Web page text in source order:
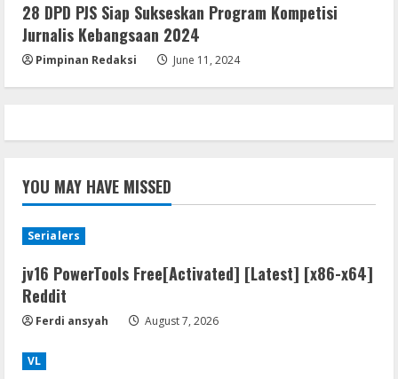
5
Image .tоr𝚛еnt
August 7, 2026
28 DPD PJS Siap Sukseskan Program Kompetisi
Jurnalis Kebangsaan 2024
Pimpinan Redaksi June 11, 2024
YOU MAY HAVE MISSED
Serialers
jv16 PowerTools Free[Activated] [Latest] [x86-x64]
Reddit
Ferdi ansyah August 7, 2026
VL